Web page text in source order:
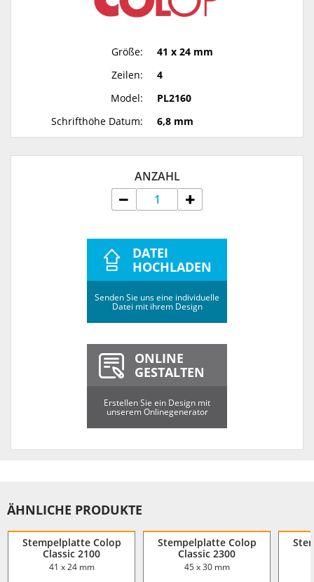
Größe:
41 x 24 mm
Zeilen:
4
Model:
PL2160
Schrifthöhe Datum:
6,8 mm
ANZAHL
DATEI
HOCHLADEN
Senden Sie uns eine individuelle
Datei mit ihrem Design
ONLINE
GESTALTEN
Erstellen Sie ein Design mit
unserem Onlinegenerator
ÄHNLICHE PRODUKTE
Stempelplatte Colop
Classic 2100
41 x 24 mm
Stempelplatte Colop
Classic 2300
45 x 30 mm